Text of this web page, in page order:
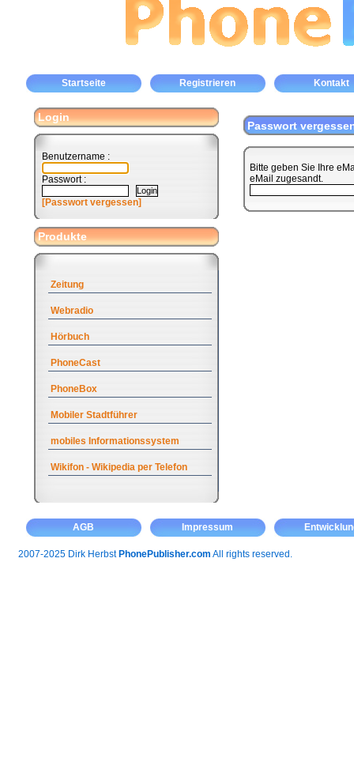
Startseite Registrieren Kontakt
Login
Benutzername :
Passwort :
[Passwort vergessen]
Produkte
Zeitung
Webradio
Hörbuch
PhoneCast
PhoneBox
Mobiler Stadtführer
mobiles Informationssystem
Wikifon - Wikipedia per Telefon
Passwort
Bitte geben Sie Ihre
eMail zugesandt.
AGB Impressum
2007-2025 Dirk Herbst PhonePublisher.com All rights reserved.